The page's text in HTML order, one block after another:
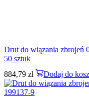
Drut do wiązania zbrojeń
50 sztuk
884,79 zł Dodaj do